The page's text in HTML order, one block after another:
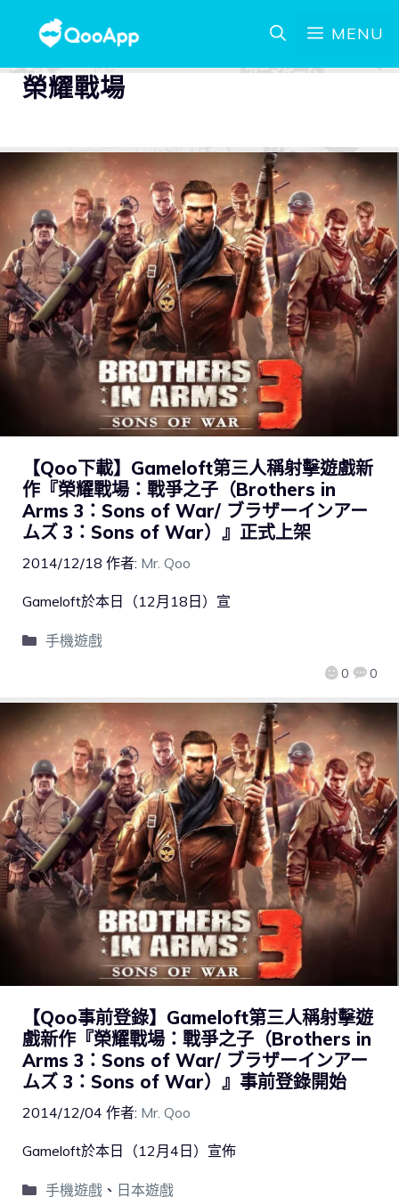
MENU
榮耀戰場
【Qoo下載】Gameloft第三人稱射擊遊戲新
作『榮耀戰場：戰爭之子（Brothers in
Arms 3：Sons of War/ ブラザーインアー
ムズ 3：Sons of War）』正式上架
2014/12/18 作者: Mr. Qoo
0 0
Gameloft於本日（12月18日）宣
手機遊戲
【Qoo事前登錄】Gameloft第三人稱射擊遊
戲新作『榮耀戰場：戰爭之子（Brothers in
Arms 3：Sons of War/ ブラザーインアー
ムズ 3：Sons of War）』事前登錄開始
2014/12/04 作者: Mr. Qoo
Gameloft於本日（12月4日）宣佈
手機遊戲、 日本遊戲